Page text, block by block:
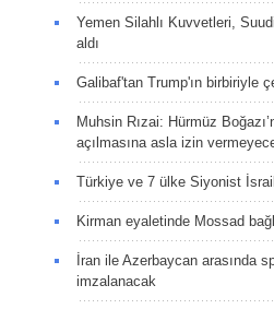
Yemen Silahlı Kuvvetleri,
aldı
Galibaf'tan Trump'ın birbiriyle
Muhsin Rızai: Hürmüz
açılmasına asla izin
Türkiye ve 7 ülke Siyonist
Kirman eyaletinde Mossad
İran ile Azerbaycan arasında
imzalanacak